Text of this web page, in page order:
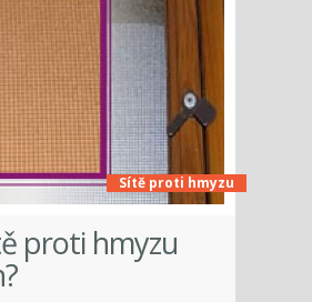
Sítě proti hmyzu
proti hmyzu